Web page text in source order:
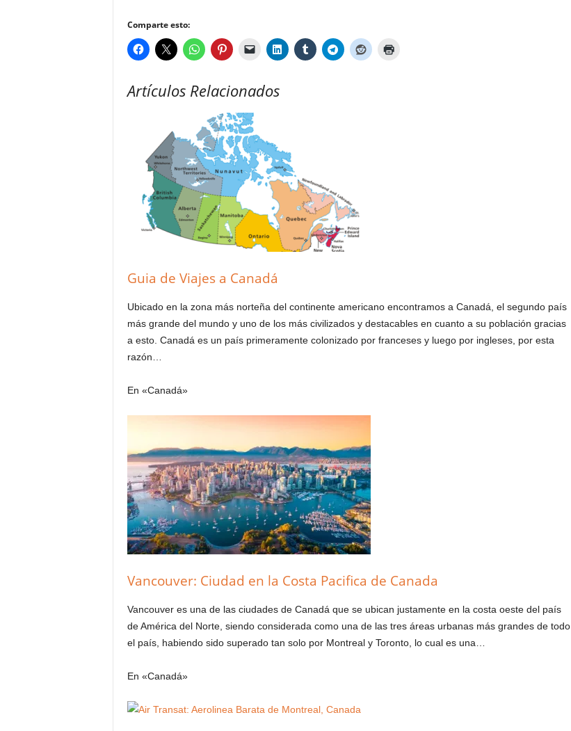
Comparte esto:
Artículos Relacionados
Guia de Viajes a Canadá
Ubicado en la zona más norteña del continente americano encontramos a Canadá, el segundo país
más grande del mundo y uno de los más civilizados y destacables en cuanto a su población gracias
a esto. Canadá es un país primeramente colonizado por franceses y luego por ingleses, por esta
razón…
En «Canadá»
Vancouver: Ciudad en la Costa Pacifica de Canada
Vancouver es una de las ciudades de Canadá que se ubican justamente en la costa oeste del país
de América del Norte, siendo considerada como una de las tres áreas urbanas más grandes de todo
el país, habiendo sido superado tan solo por Montreal y Toronto, lo cual es una…
En «Canadá»